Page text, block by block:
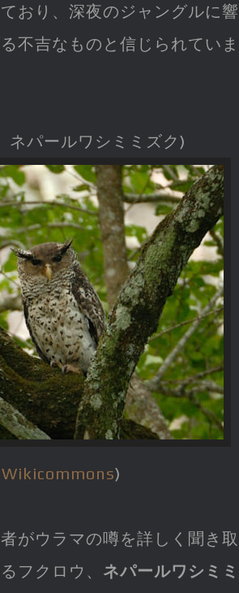
おり、深夜のジャングルに響
不吉なものと信じられていま
ネパールワシミミズク)
Wikicommons)
がウラマの噂を詳しく聞き取
フクロウ、 ネパールワシミミ